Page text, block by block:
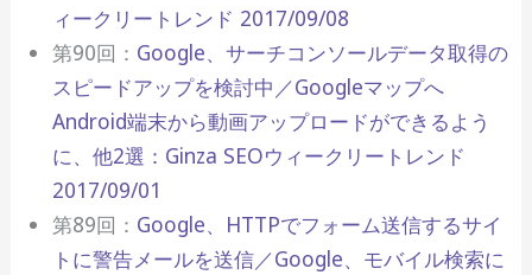
ィークリートレンド 2017/09/08
第90回： Google、サーチコンソールデータ取得の
スピードアップを検討中／Googleマップへ
Android端末から動画アップロードができるよう
に、他2選：Ginza SEOウィークリートレンド
2017/09/01
第89回： Google、HTTPでフォーム送信するサイ
トに警告メールを送信／Google、モバイル検索に